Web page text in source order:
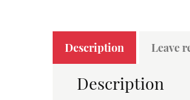
Description Leave
Description